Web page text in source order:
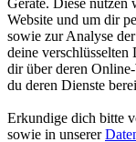
Geräte. Diese nutzen
Website und um dir
sowie zur Analyse
deine
dir über deren
du deren Dienste
Erkundige dich bitte
sowie in unserer